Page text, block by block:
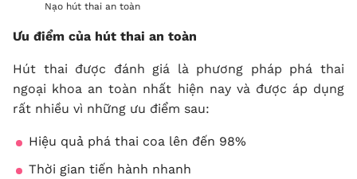
Nạo hút thai an toàn
Ưu điểm của hút thai an toàn
Hút thai được đánh giá là phương pháp phá thai
ngoại khoa an toàn nhất hiện nay và được áp dụng
rất nhiều vì những ưu điểm sau:
Hiệu quả phá thai coa lên đến 98%
Thời gian tiến hành nhanh